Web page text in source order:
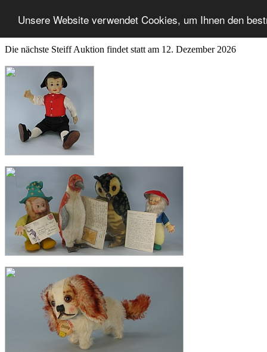
Unsere Website verwendet Cookies, um Ihnen den
Die nächste Steiff Auktion findet statt am 12. Dezember 2026